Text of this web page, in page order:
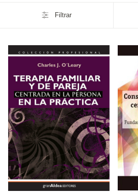
Filtrar